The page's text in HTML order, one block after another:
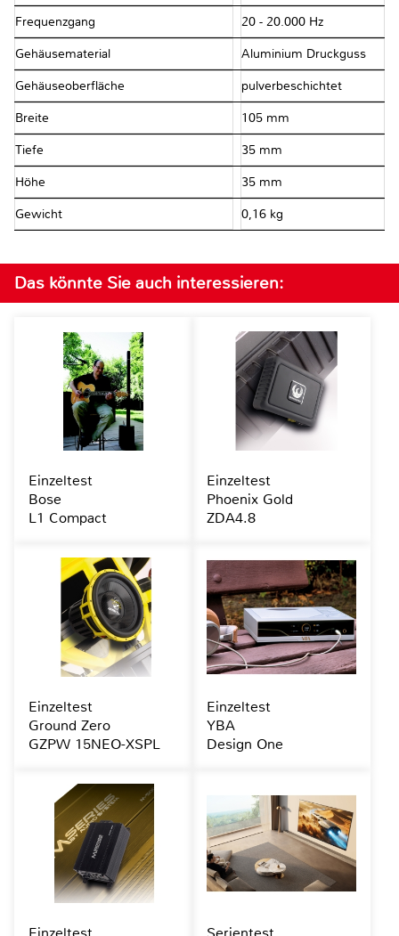
Frequenzgang 20 - 20.000 Hz
Gehäusematerial Aluminium Druckguss
Gehäuseoberfläche pulverbeschichtet
Breite 105 mm
Tiefe 35 mm
Höhe 35 mm
Gewicht 0,16 kg
Das könnte Sie auch interessieren:
Einzeltest
Bose
L1 Compact
Einzeltest
Phoenix Gold
ZDA4.8
Einzeltest
Ground Zero
GZPW 15NEO-XSPL
Einzeltest
YBA
Design One